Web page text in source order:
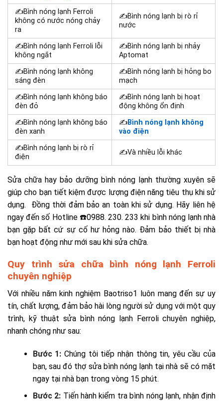
✍Bình nóng lạnh Ferroli
không có nước nóng chảy
ra
✍Bình nóng lạnh bị rò rỉ
nước
✍Bình nóng lạnh Ferroli lỗi
không ngắt
✍Bình nóng lạnh bị nhảy
Aptomat
✍Bình nóng lạnh không
sáng đèn
✍Bình nóng lạnh bị hỏng bo
mạch
✍Bình nóng lạnh không báo
đèn đỏ
✍Bình nóng lạnh bị hoạt
động không ổn định
✍Bình nóng lạnh không báo
đèn xanh
✍Bình nóng lạnh không
vào điện
✍Bình nóng lạnh bị rò rỉ
điện
✍Và nhiều lỗi khác
Sửa chữa hay bảo dưỡng bình nóng lạnh thường xuyên sẽ
giúp cho bạn tiết kiệm được lượng điện năng tiêu thụ khi sử
dụng. Đồng thời đảm bảo an toàn khi sử dụng. Hãy liên hệ
ngay đến số Hotline ☎️0988. 230. 233 khi bình nóng lạnh nhà
bạn gặp bất cứ sự cố hư hỏng nào. Đảm bảo thiết bị nhà
bạn hoạt động như mới sau khi sửa chữa.
Quy trình sửa chữa bình nóng lạnh Ferroli
chuyên nghiệp
Với nhiều năm kinh nghiệm Baotriso1 luôn mang đến sự uy
tín, chất lượng, đảm bảo hài lòng người sử dụng với một quy
trình, kỹ thuật sửa bình nóng lạnh Ferroli chuyên nghiệp,
nhanh chóng như sau:
Bước 1: Chúng tôi tiếp nhận thông tin, yêu cầu của
bạn, sau đó thợ sửa bình nóng lạnh tại nhà sẽ có mặt
ngay tại nhà bạn trong vòng 15 phút.
Bước 2: Tiến hành kiểm tra bình nóng lạnh, nhận định